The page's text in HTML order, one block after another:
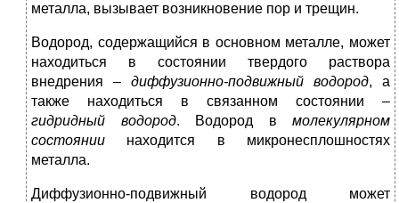
металла, вызывает возникновение пор и трещин.
Водород, содержащийся в основном металле, может
находиться в состоянии твердого раствора
внедрения – диффузионно-подвижный водород, а
также находиться в связанном состоянии –
гидридный водород. Водород в молекулярном
состоянии находится в микронесплошностях
металла.
Диффузионно-подвижный водород может